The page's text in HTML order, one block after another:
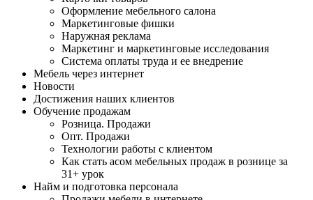
Оформление мебельного салона
Маркетинговые фишки
Наружная реклама
Маркетинг и маркетинговые исследования
Система оплаты труда и ее внедрение
Мебель через интернет
Новости
Достижения наших клиентов
Обучение продажам
Розница. Продажи
Опт. Продажи
Технологии работы с клиентом
Как стать асом мебельных продаж в рознице за
31+ урок
Найм и подготовка персонала